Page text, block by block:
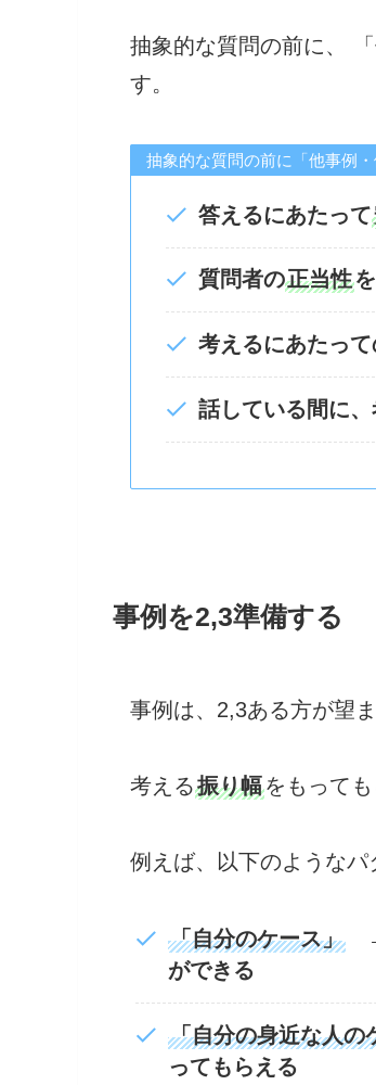
抽象的な質問の前に、
す。
抽象的な質問の前に「他事例
答えるにあたって
質問者の正当性
考えるにあたって
話している間に、
事例を2,3準備する
事例は、2,3ある方が望
考える振り幅をもって
例えば、以下のようなパ
「自分のケース」→
ができる
「自分の身近な人の
ってもらえる